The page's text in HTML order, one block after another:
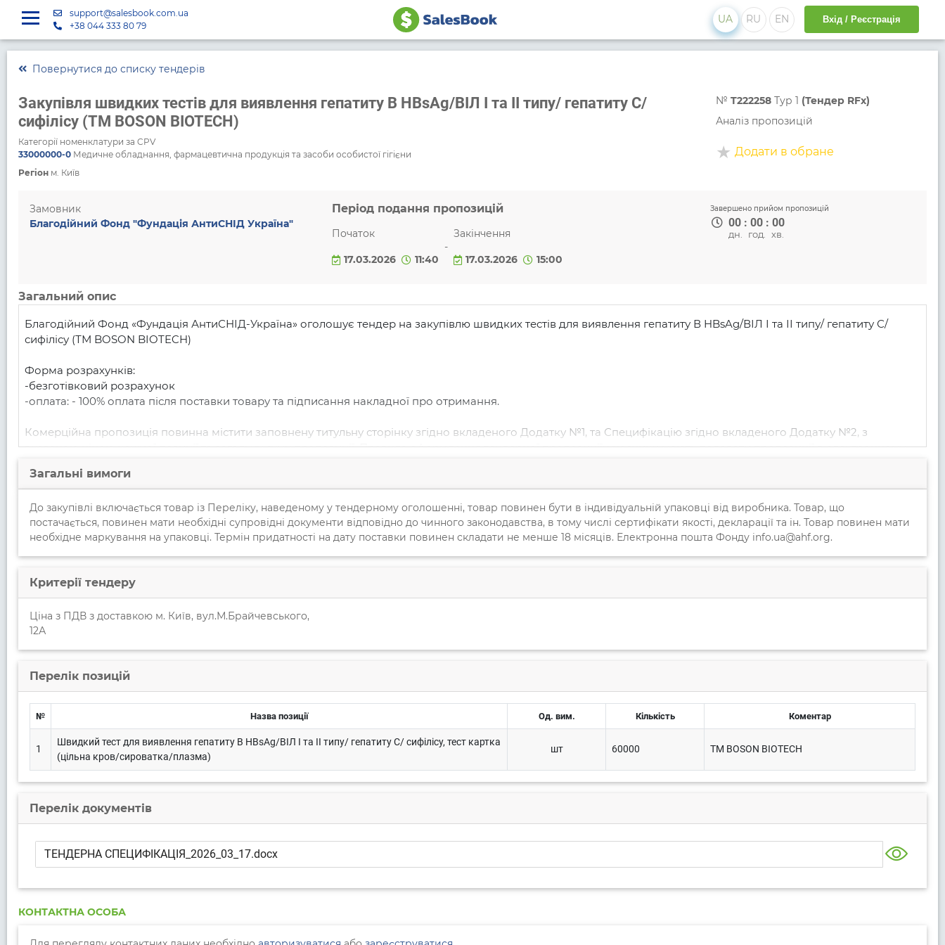
support@salesbook.com.ua
+38 044 333 80 79
UA RU EN Вхід / Реєстрація
Повернутися до списку тендерів
Закупівля швидких тестів для виявлення гепатиту В HBsAg/ВІЛ І та ІІ типу/ гепатиту С/
сифілісу (ТМ BOSON BIOTECH)
Категорії номенклатури за CPV
33000000-0 Медичне обладнання, фармацевтична продукція та засоби особистої гігієни
Регіон м. Київ
№ T222258 Тур 1 (Тендер RFx)
Аналіз пропозицій
Додати в обране
Замовник
Благодійний Фонд "Фундація АнтиСНІД Україна"
Період подання пропозицій
Початок
17.03.2026 11:40
-
Закінчення
17.03.2026 15:00
Завершено прийом пропозицій
00 : 00 : 00
дн. год. хв.
Загальний опис
Благодійний Фонд «Фундація АнтиСНІД-Україна» оголошує тендер на закупівлю швидких тестів для виявлення гепатиту В HBsAg/ВІЛ І та ІІ типу/ гепатиту С/
сифілісу (ТМ BOSON BIOTECH)
Форма розрахунків:
-безготівковий розрахунок
-оплата: - 100% оплата після поставки товару та підписання накладної про отримання.
Комерційна пропозиція повинна містити заповнену титульну сторінку згідно вкладеного Додатку №1, та Специфікацію згідно вкладеного Додатку №2, з
вказаною ціною кожної позиції та загальну суму пропозиції. Правила оформлення тендерної пропозиції: учасники мають подавати пропозиції в електронному
адресою: м.Київ, вул.М.Брайчевського, 12А, БФ “Фундація АНТИСНІД-Україна”.
Відповідальність за достовірність наданої інформації в своїй тендерній пропозиції несе учасник. Строк дії тендерної пропозиції повинен становити не менше 30
календарних днів з дати розкриття тендерних пропозицій.
Загальні вимоги
До закупівлі включається товар із Переліку, наведеному у тендерному оголошенні, товар повинен бути в індивідуальній упаковці від виробника. Товар, що
постачається, повинен мати необхідні супровідні документи відповідно до чинного законодавства, в тому числі сертифікати якості, декларації та ін. Товар повинен мати
необхідне маркування на упаковці. Термін придатності на дату поставки повинен складати не менше 18 місяців. Електронна пошта Фонду info.ua@ahf.org.
Критерії тендеру
Ціна з ПДВ з доставкою м. Київ, вул.М.Брайчевського,
12А
Перелік позицій
№ Назва позиції Од. вим. Кількість Коментар
1
Швидкий тест для виявлення гепатиту В HBsAg/ВІЛ І та ІІ типу/ гепатиту С/ сифілісу, тест картка
(цільна кров/сироватка/плазма)
шт 60000 TM BOSON BIOTECH
Перелік документів
ТЕНДЕРНА СПЕЦИФІКАЦІЯ_2026_03_17.docx
КОНТАКТНА ОСОБА